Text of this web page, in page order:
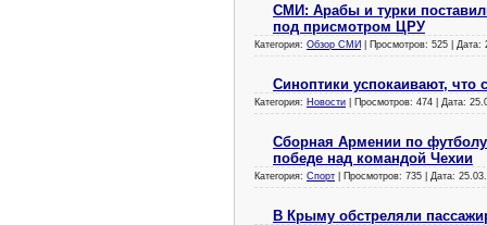
СМИ: Арабы и турки
под присмотром ЦРУ
Категория: Обзор СМИ | Просмотров: 525 | Дата:
Синоптики успокаивают, что
Категория: Новости | Просмотров: 474 | Дата:
Сборная Армении по
победе над командой Чехии
Категория: Спорт | Просмотров: 735 | Дата:
В Крыму обстреляли